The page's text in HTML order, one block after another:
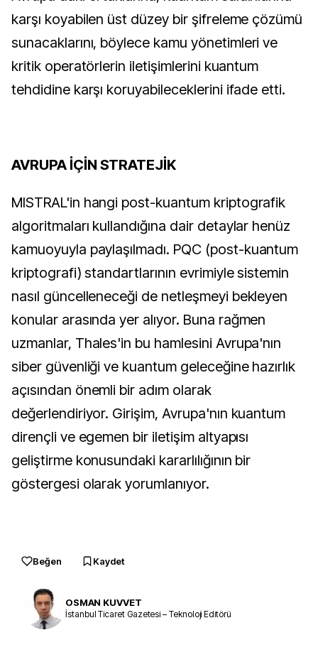
karşı koyabilen üst düzey bir şifreleme çözümü
sunacaklarını, böylece kamu yönetimleri ve
kritik operatörlerin iletişimlerini kuantum
tehdidine karşı koruyabileceklerini ifade etti.
AVRUPA İÇİN STRATEJİK
MISTRAL'in hangi post-kuantum kriptografik
algoritmaları kullandığına dair detaylar henüz
kamuoyuyla paylaşılmadı. PQC (post-kuantum
kriptografi) standartlarının evrimiyle sistemin
nasıl güncelleneceği de netleşmeyi bekleyen
konular arasında yer alıyor. Buna rağmen
uzmanlar, Thales'in bu hamlesini Avrupa'nın
siber güvenliği ve kuantum geleceğine hazırlık
açısından önemli bir adım olarak
değerlendiriyor. Girişim, Avrupa'nın kuantum
dirençli ve egemen bir iletişim altyapısı
geliştirme konusundaki kararlılığının bir
göstergesi olarak yorumlanıyor.
Beğen Kaydet
OSMAN KUVVET
İstanbul Ticaret Gazetesi – Teknoloji Editörü